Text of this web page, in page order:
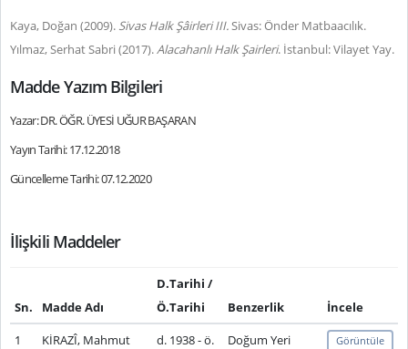
Kaya, Doğan (2009). Sivas Halk Şâirleri III.Sivas: Önder Matbaacılık.
Yılmaz, Serhat Sabri (2017).Alacahanlı Halk Şairleri. İstanbul: Vilayet Yay.
Madde Yazım Bilgileri
Yazar: DR. ÖĞR. ÜYESİ UĞUR BAŞARAN
Yayın Tarihi: 17.12.2018
Güncelleme Tarihi: 07.12.2020
İlişkili Maddeler
Sn. Madde Adı
D.Tarihi /
Ö.Tarihi
Benzerlik
İncele
1
KİRAZÎ, Mahmut
d. 1938 - ö.
Doğum Yeri Görüntüle